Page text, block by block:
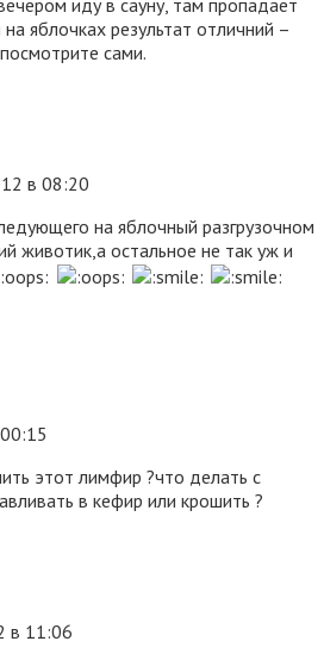
иду в сауну, там пропадает
яблочках результат отличний –
сами.
в 08:20
на яблочный разгрузочном
животик,а остальное не так уж и
этот лимфир ?что делать с
в кефир или крошить ?
в 11:06